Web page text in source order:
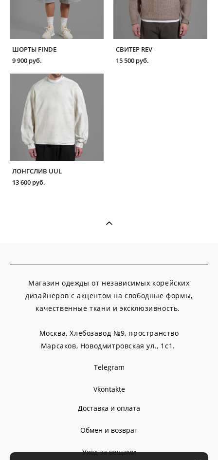
ШОРТЫ FINDE
9 900 pуб.
СВИТЕР REV
15 500 pуб.
ЛОНГСЛИВ UUL
13 600 pуб.
Магазин одежды от независимых корейских
дизайнеров с акцентом на свободные формы,
качественные ткани и эксклюзивность.
Москва, Хлебозавод №9, пространство
Марсаков, Новодмитровская ул., 1с1.
Telegram
Vkontakte
Доставка и оплата
Обмен и возврат
Уход за вещами